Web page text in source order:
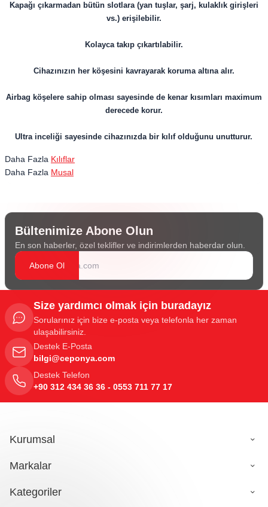
Kapağı çıkarmadan bütün slotlara (yan tuşlar, şarj, kulaklık girişleri
vs.) erişilebilir.
Kolayca takıp çıkartılabilir.
​​​​​​​Cihazınızın her köşesini kavrayarak koruma altına alır.
Airbag köşelere sahip olması sayesinde de kenar kısımları maximum
derecede korur.
Ultra inceliği sayesinde cihazınızda bir kılıf olduğunu unutturur.
Daha Fazla Kılıflar
Daha Fazla Musal
Bültenimize Abone Olun
En son haberler, özel teklifler ve indirimlerden haberdar olun.
Abone Ol
Size yardımcı olmak için buradayız
Sorularınız için bize e-posta veya telefonla her zaman
ulaşabilirsiniz.
Destek E-Posta
bilgi@ceponya.com
Destek Telefon
+90 312 434 36 36 - 0553 711 77 17
Kurumsal
Markalar
Kategoriler